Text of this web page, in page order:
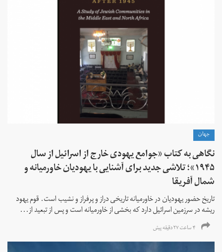
جهان
نگاهی به کتاب «جوامع یهودی خارج از اسرائیل از سال
۱۹۴۵»؛ تلاشی جدید برای آشنایی با یهودیان خاورمیانه و
شمال آفریقا
تاریخ حضور یهودیان در خاورمیانه تاریخی دراز و پرفراز و نشیب است. قوم یهود
ریشه در سرزمین اسرائیل دارد که بخشی از خاورمیانه است و پس از تبعید از...
۴ ساعت ۲۷ دقیقه پیش